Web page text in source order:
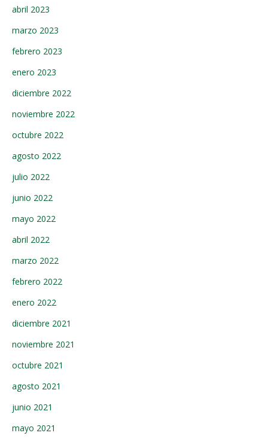
abril 2023
marzo 2023
febrero 2023
enero 2023
diciembre 2022
noviembre 2022
octubre 2022
agosto 2022
julio 2022
junio 2022
mayo 2022
abril 2022
marzo 2022
febrero 2022
enero 2022
diciembre 2021
noviembre 2021
octubre 2021
agosto 2021
junio 2021
mayo 2021